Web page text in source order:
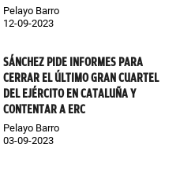
Pelayo Barro
12-09-2023
SÁNCHEZ PIDE INFORMES PARA
CERRAR EL ÚLTIMO GRAN CUARTEL
DEL EJÉRCITO EN CATALUÑA Y
CONTENTAR A ERC
Pelayo Barro
03-09-2023